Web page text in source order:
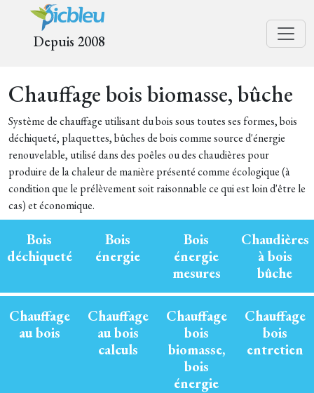
Depuis 2008
Chauffage bois biomasse, bûche
Système de chauffage utilisant du bois sous toutes ses formes, bois
déchiqueté, plaquettes, bûches de bois comme source d'énergie
renouvelable, utilisé dans des poêles ou des chaudières pour
produire de la chaleur de manière présenté comme écologique (à
condition que le prélèvement soit raisonnable ce qui est loin d'être le
cas) et économique.
Bois
déchiqueté
Bois
énergie
Bois
énergie
mesures
Chaudières
à bois
bûche
Chauffage
au bois
Chauffage
au bois
calculs
Chauffage
bois
biomasse,
bois
énergie
Chauffage
bois
entretien